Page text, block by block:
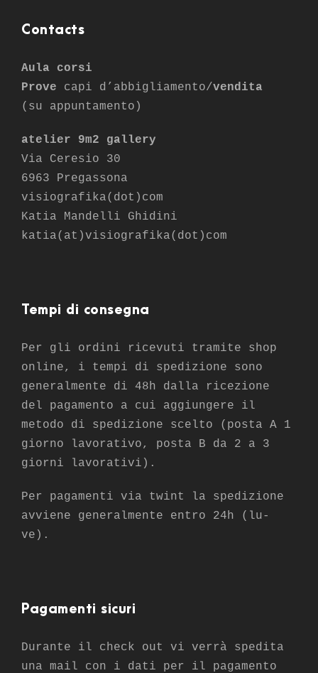
Contacts
Aula corsi
Prove capi d’abbigliamento/vendita
(su appuntamento)
atelier 9m2 gallery
Via Ceresio 30
6963 Pregassona
visiografika(dot)com
Katia Mandelli Ghidini
katia(at)visiografika(dot)com
Tempi di consegna
Per gli ordini ricevuti tramite shop
online, i tempi di spedizione sono
generalmente di 48h dalla ricezione
del pagamento a cui aggiungere il
metodo di spedizione scelto (posta A 1
giorno lavorativo, posta B da 2 a 3
giorni lavorativi).
Per pagamenti via twint la spedizione
avviene generalmente entro 24h (lu-
ve).
Pagamenti sicuri
Durante il check out vi verrà spedita
una mail con i dati per il pagamento